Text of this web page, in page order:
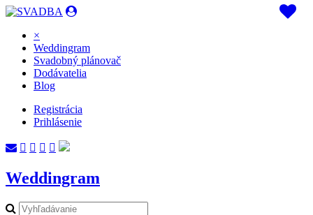
×
Weddingram
Svadobný plánovač
Dodávatelia
Blog
Registrácia
Prihlásenie
Weddingram